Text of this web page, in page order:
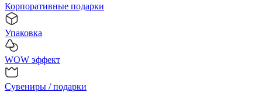
Корпоративные подарки
Упаковка
WOW эффект
Сувениры / подарки